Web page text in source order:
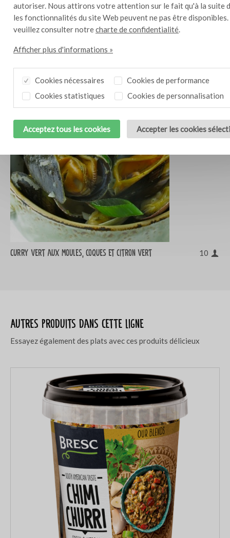
autoriser. Nous attirons votre attention sur le fait qu'à la suite
les fonctionnalités du site Web peuvent ne pas être
veuillez consulter notrecharte de confidentialité.
Afficher plus d'informations »
Cookies nécessaires
Cookies de performance
Cookies statistiques
Cookies de personnalisation
Acceptez tous les cookies Accepter les cookies
Poulet poché / crème d'ail noir / ananas / saté
Curry vert aux moules, coques et citron vert 10
Autres produits dans cette ligne
Essayez également des plats avec ces produits délicieux